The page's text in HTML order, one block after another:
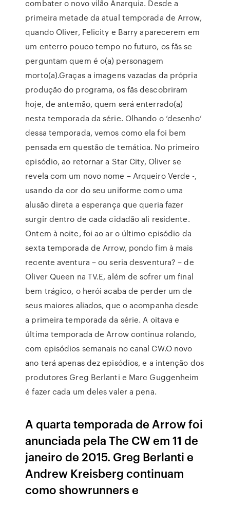
combater o novo vilão Anarquia. Desde a
primeira metade da atual temporada de Arrow,
quando Oliver, Felicity e Barry aparecerem em
um enterro pouco tempo no futuro, os fãs se
perguntam quem é o(a) personagem
morto(a).Graças a imagens vazadas da própria
produção do programa, os fãs descobriram
hoje, de antemão, quem será enterrado(a)
nesta temporada da série. Olhando o ‘desenho’
dessa temporada, vemos como ela foi bem
pensada em questão de temática. No primeiro
episódio, ao retornar a Star City, Oliver se
revela com um novo nome – Arqueiro Verde -,
usando da cor do seu uniforme como uma
alusão direta a esperança que queria fazer
surgir dentro de cada cidadão ali residente.
Ontem à noite, foi ao ar o último episódio da
sexta temporada de Arrow, pondo fim à mais
recente aventura – ou seria desventura? – de
Oliver Queen na TV.E, além de sofrer um final
bem trágico, o herói acaba de perder um de
seus maiores aliados, que o acompanha desde
a primeira temporada da série. A oitava e
última temporada de Arrow continua rolando,
com episódios semanais no canal CW.O novo
ano terá apenas dez episódios, e a intenção dos
produtores Greg Berlanti e Marc Guggenheim
é fazer cada um deles valer a pena.
A quarta temporada de Arrow foi
anunciada pela The CW em 11 de
janeiro de 2015. Greg Berlanti e
Andrew Kreisberg continuam
como showrunners e